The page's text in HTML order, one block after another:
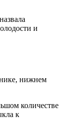
и
количестве
к